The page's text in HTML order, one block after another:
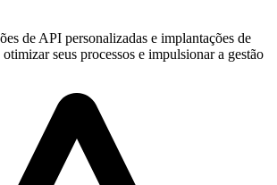
de API personalizadas e implantações de
seus processos e impulsionar a gestão